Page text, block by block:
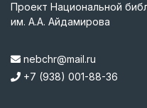
Проект Национальной
им. А.А. Айдамирова
nebchr@mail.ru
+7 (938) 001-88-36